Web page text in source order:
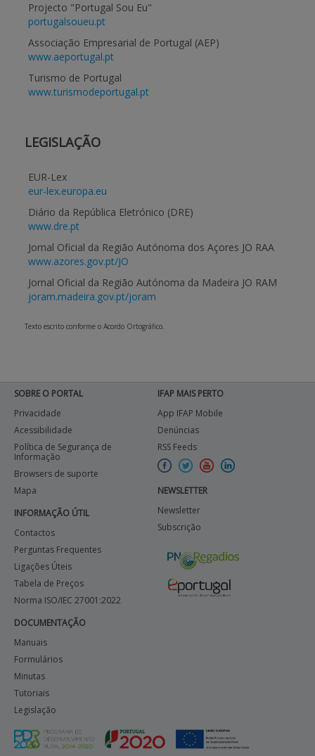
Projecto "Portugal Sou Eu"
portugalsoueu.pt
Associação Empresarial de Portugal (AEP)
www.aeportugal.pt
Turismo de Portugal
www.turismodeportugal.pt
LEGISLAÇÃO
EUR-Lex
eur-lex.europa.eu
Diário da República Eletrónico (DRE)
www.dre.pt
Jornal Oficial da Região Autónoma dos Açores JO RAA
www.azores.gov.pt/JO
Jornal Oficial da Região Autónoma da Madeira JO RAM
joram.madeira.gov.pt/joram
Texto escrito conforme o Acordo Ortográfico.
SOBRE O PORTAL
Privacidade
Acessibilidade
Política de Segurança de
Informação
Browsers de suporte
Mapa
INFORMAÇÃO ÚTIL
Contactos
Perguntas Frequentes
Ligações Úteis
Tabela de Preços
Norma ISO/IEC 27001:2022
DOCUMENTAÇÃO
Manuais
Formulários
Minutas
Tutoriais
Legislação
IFAP MAIS PERTO
App IFAP Mobile
Denúncias
RSS Feeds
NEWSLETTER
Newsletter
Subscrição